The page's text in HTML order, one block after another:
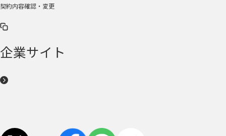
契約内容確認・変更
企業サイト